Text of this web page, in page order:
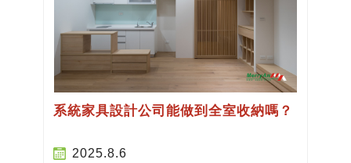
系統家具設計公司能做到全室收納嗎？
2025.8.6